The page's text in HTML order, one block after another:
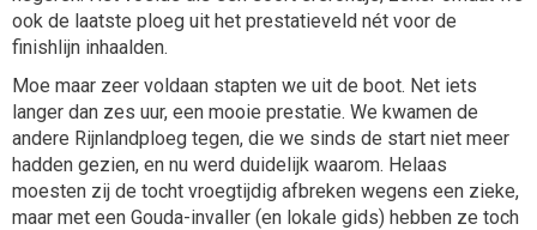
ook de laatste ploeg uit het prestatieveld nét voor de
finishlijn inhaalden.
Moe maar zeer voldaan stapten we uit de boot. Net iets
langer dan zes uur, een mooie prestatie. We kwamen de
andere Rijnlandploeg tegen, die we sinds de start niet meer
hadden gezien, en nu werd duidelijk waarom. Helaas
moesten zij de tocht vroegtijdig afbreken wegens een zieke,
maar met een Gouda-invaller (en lokale gids) hebben ze toch